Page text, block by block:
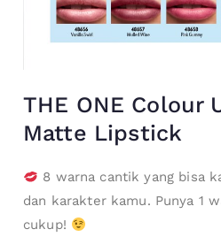
THE ONE Colour
Matte Lipstick
8 warna cantik yang bisa
dan karakter kamu. Punya 1
cukup!